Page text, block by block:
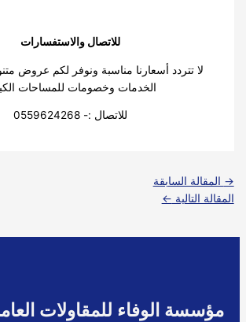
للاتصال والاستفسارات
لا تتردد أسعارنا مناسبة ونوفر لكم عروض
الخدمات وخصومات للمساحات
للاتصال :- 0559624268
→ المقالة السابقة
المقالة التالية ←
مؤسسة الوفاء للمقاولات